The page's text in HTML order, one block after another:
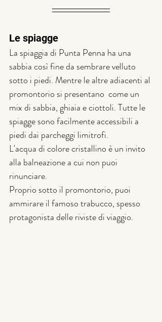
Le spiagge
La spiaggia di Punta Penna ha una
sabbia così fine da sembrare velluto
sotto i piedi. Mentre le altre adiacenti al
promontorio si presentano  come un
mix di sabbia, ghiaia e ciottoli. Tutte le
spiagge sono facilmente accessibili a
piedi dai parcheggi limitrofi.
L'acqua di colore cristallino è un invito
alla balneazione a cui non puoi
rinunciare.
Proprio sotto il promontorio, puoi
ammirare il famoso trabucco, spesso
protagonista delle riviste di viaggio.